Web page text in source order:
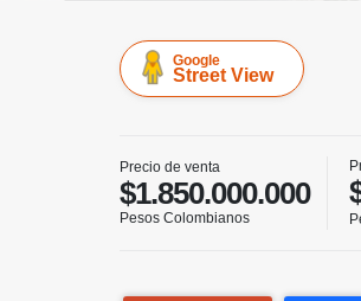
Google
Street View
Precio de venta
$1.850.000.000
Pesos Colombianos